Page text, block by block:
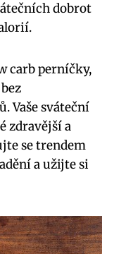
dobrot⁣
carb perníčky,
Vaše sváteční
zdravější‍ a
⁤se trendem
​a užijte si